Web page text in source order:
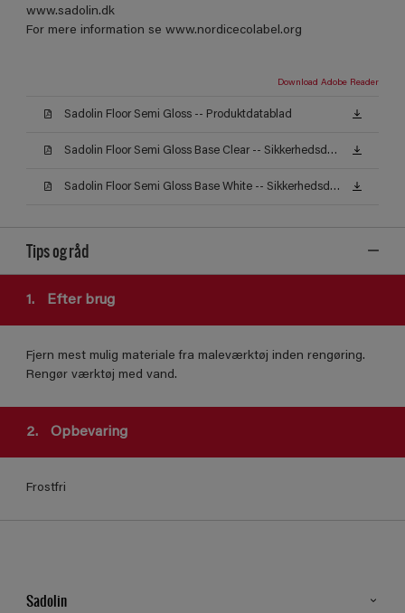
www.sadolin.dk
For mere information se www.nordicecolabel.org
Download Adobe Reader
Sadolin Floor Semi Gloss -- Produktdatablad
Sadolin Floor Semi Gloss Base Clear -- Sikkerhedsdatablad
Sadolin Floor Semi Gloss Base White -- Sikkerhedsdatablad
Tips og råd
1. Efter brug
Fjern mest mulig materiale fra maleværktøj inden rengøring.
Rengør værktøj med vand.
2. Opbevaring
Frostfri
Sadolin